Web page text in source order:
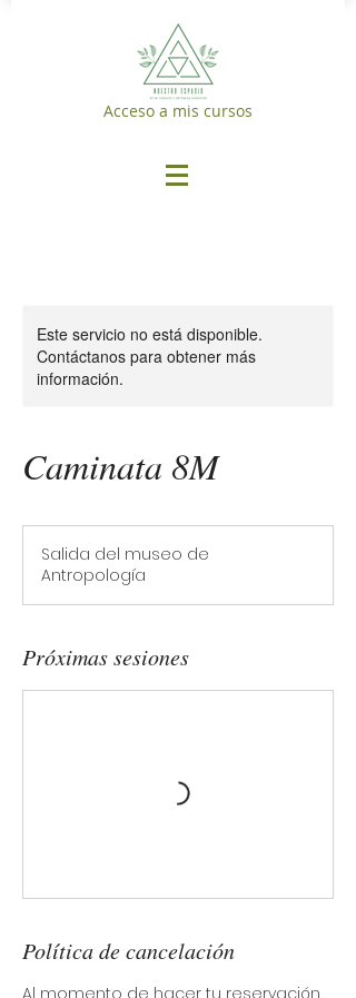
Acceso a mis cursos
Este servicio no está disponible.
Contáctanos para obtener más
información.
Caminata 8M
Salida del museo de
Antropología
Próximas sesiones
Política de cancelación
Al momento de hacer tu reservación,